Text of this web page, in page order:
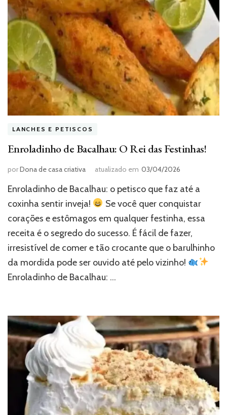
LANCHES E PETISCOS
Enroladinho de Bacalhau: O Rei das Festinhas!
porDona de casa criativa atualizado em 03/04/2026
Enroladinho de Bacalhau: o petisco que faz até a
coxinha sentir inveja!
Se você quer conquistar
corações e estômagos em qualquer festinha, essa
receita é o segredo do sucesso. É fácil de fazer,
irresistível de comer e tão crocante que o barulhinho
da mordida pode ser ouvido até pelo vizinho!
Enroladinho de Bacalhau: …